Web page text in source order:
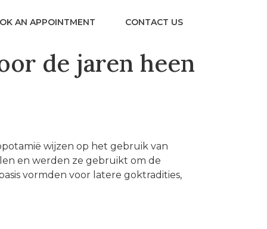
AN APPOINTMENT CONTACT US
de jaren heen
wijzen op het gebruik van
en werden ze gebruikt om de
vormden voor latere goktradities,